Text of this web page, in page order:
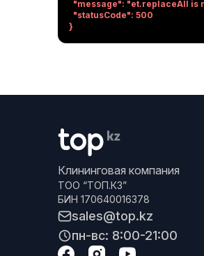
}
Клининговая компания
ТОО “ТОП.КЗ”
БИН 170640016378
sales@top.kz
пн-вс: 8:00-21:00